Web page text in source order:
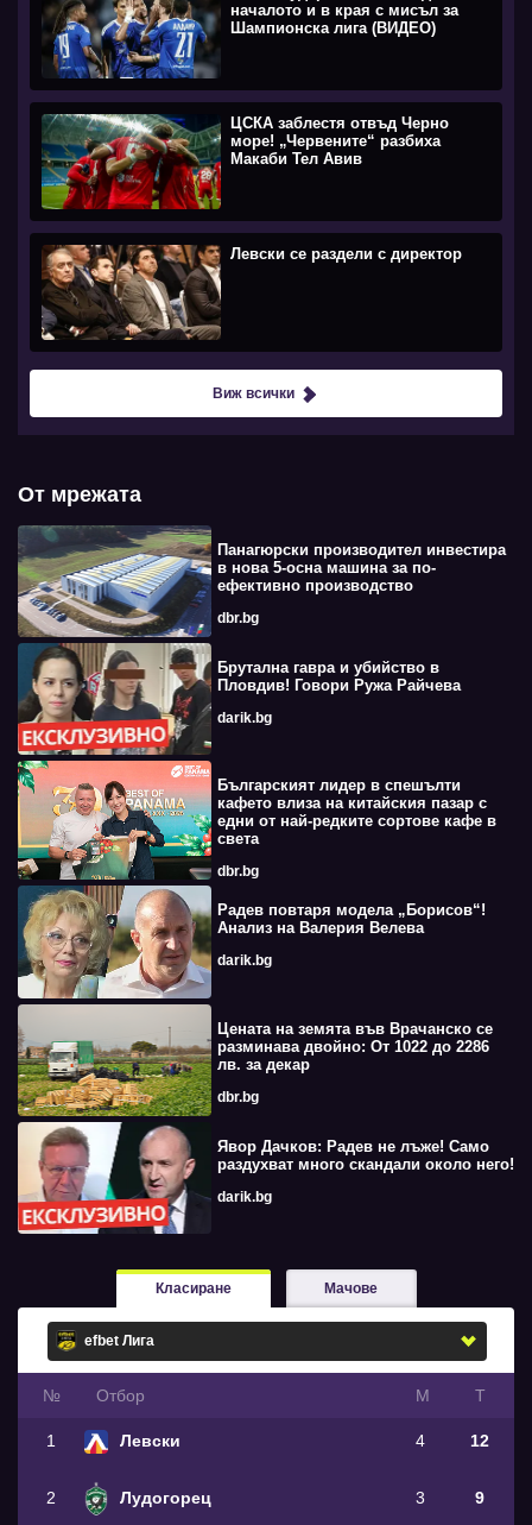
началото и в края с мисъл за
Шампионска лига (ВИДЕО)
ЦСКА заблестя отвъд Черно
море! „Червените“ разбиха
Макаби Тел Авив
Левски се раздели с директор
Виж всички
От мрежата
Панагюрски производител инвестира
в нова 5-осна машина за по-
ефективно производство
dbr.bg
Брутална гавра и убийство в
Пловдив! Говори Ружа Райчева
darik.bg
Българският лидер в спешълти
кафето влиза на китайския пазар с
едни от най-редките сортове кафе в
света
dbr.bg
Радев повтаря модела „Борисов“!
Анализ на Валерия Велева
darik.bg
Цената на земята във Врачанско се
разминава двойно: От 1022 до 2286
лв. за декар
dbr.bg
Явор Дачков: Радев не лъже! Само
раздухват много скандали около него!
darik.bg
Класиране Мачове
№ Oтбор М Т
1 Левски 4 12
2 Лудогорец 3 9